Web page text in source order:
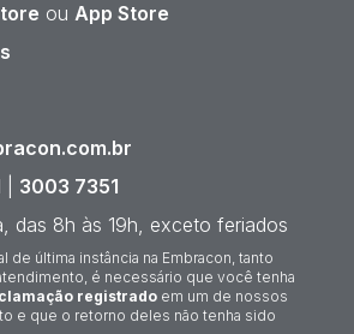
ou App Store
3003 7351
das 8h às 19h, exceto feriados
de última instância na Embracon, tanto
é necessário que você tenha
registrado em um de nossos
e que o retorno deles não tenha sido